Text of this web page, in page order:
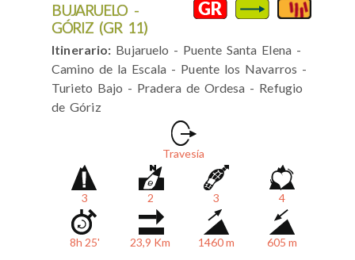
BUJARUELO -
GÓRIZ (GR 11)
Itinerario: Bujaruelo - Puente Santa Elena -
Camino de la Escala - Puente los Navarros -
Turieto Bajo - Pradera de Ordesa - Refugio
de Góriz
Travesía
3 2 3 4
8h 25' 23,9 Km 1460 m 605 m